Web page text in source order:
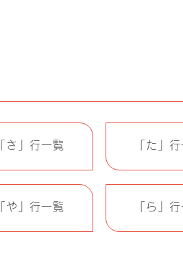
「さ」行一覧 「た」
「や」行一覧 「ら」